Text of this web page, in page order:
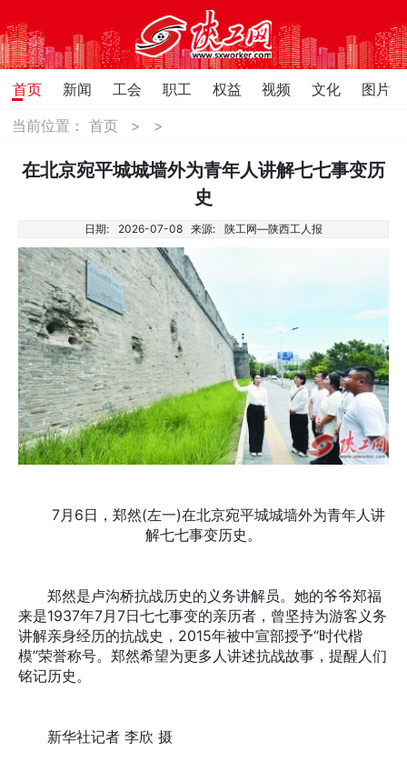
首页 新闻 工会 职工 权益 视频 文化
图片
当前位置：首页 > >
在北京宛平城城墙外为青年人讲解七七事变历
史
日期: 2026-07-08 来源: 陕工网—陕西工人报
7月6日，郑然(左一)在北京宛平城城墙外为青年人讲
解七七事变历史。
郑然是卢沟桥抗战历史的义务讲解员。她的爷爷郑福
来是1937年7月7日七七事变的亲历者，曾坚持为游客义务
讲解亲身经历的抗战史，2015年被中宣部授予“时代楷
模”荣誉称号。郑然希望为更多人讲述抗战故事，提醒人们
铭记历史。
新华社记者 李欣 摄